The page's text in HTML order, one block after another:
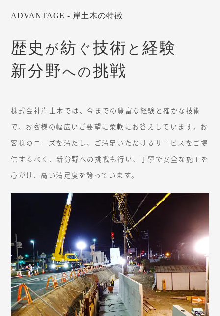
ADVANTAGE - 岸土木の特徴
歴史 が紡 ぐ技術 と経験
新分野への挑戦
株式会社岸土木では、今までの豊富な経験と確かな技術
で、お客様の幅広いご要望に柔軟にお答えしています。お
客様のニーズを満たし、ご満足いただけるサービスをご提
供するべく、新分野への挑戦も行い、丁寧で安全な施工を
心がけ、高い満足度を誇っています。